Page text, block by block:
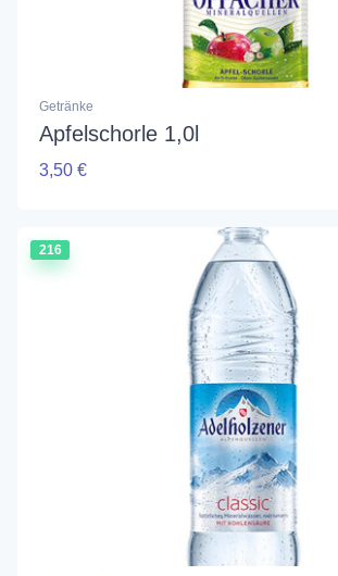
Getränke
Apfelschorle 1,0l
3,50 €
216